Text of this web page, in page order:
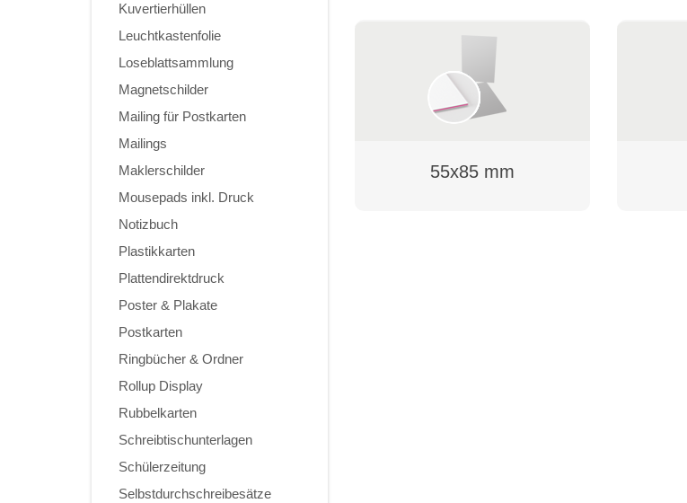
Kuvertierhüllen
Leuchtkastenfolie
Loseblattsammlung
Magnetschilder
Mailing für Postkarten
Mailings
Maklerschilder
Mousepads inkl. Druck
Notizbuch
Plastikkarten
Plattendirektdruck
Poster & Plakate
Postkarten
Ringbücher & Ordner
Rollup Display
Rubbelkarten
Schreibtischunterlagen
Schülerzeitung
Selbstdurchschreibesätze
55x85 mm